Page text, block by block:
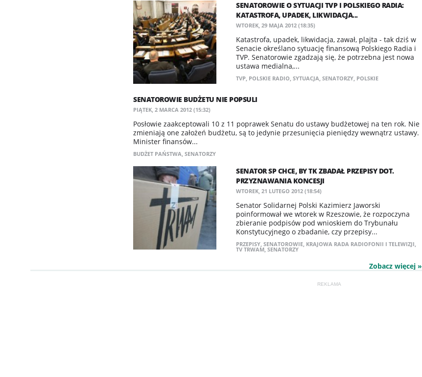
SENATOROWIE O SYTUACJI TVP I POLSKIEGO RADIA:
KATASTROFA, UPADEK, LIKWIDACJA...
WTOREK, 29 MAJA 2012 (18:35)
Katastrofa, upadek, likwidacja, zawał, plajta - tak dziś w
Senacie określano sytuację finansową Polskiego Radia i
TVP. Senatorowie zgadzają się, że potrzebna jest nowa
ustawa medialna,...
TVP, POLSKIE RADIO, SYTUACJA, SENATORZY, POLSKIE
SENATOROWIE BUDŻETU NIE POPSULI
PIĄTEK, 2 MARCA 2012 (15:32)
Posłowie zaakceptowali 10 z 11 poprawek Senatu do ustawy budżetowej na ten rok. Nie
zmieniają one założeń budżetu, są to jedynie przesunięcia pieniędzy wewnątrz ustawy.
Minister finansów...
BUDŻET PAŃSTWA, SENATORZY
SENATOR SP CHCE, BY TK ZBADAŁ PRZEPISY DOT.
PRZYZNAWANIA KONCESJI
WTOREK, 21 LUTEGO 2012 (18:54)
Senator Solidarnej Polski Kazimierz Jaworski
poinformował we wtorek w Rzeszowie, że rozpoczyna
zbieranie podpisów pod wnioskiem do Trybunału
Konstytucyjnego o zbadanie, czy przepisy...
PRZEPISY, SENATOROWIE, KRAJOWA RADA RADIOFONII I TELEWIZJI,
TV TRWAM, SENATORZY
Zobacz więcej »
REKLAMA